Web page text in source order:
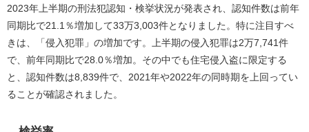
2023年上半期の刑法犯認知・検挙状況が発表され、認知件数は前年
同期比で21.1％増加して33万3,003件となりました。特に注目すべ
きは、「侵入犯罪」の増加です。上半期の侵入犯罪は2万7,741件
で、前年同期比で28.0％増加。その中でも住宅侵入盗に限定する
と、認知件数は8,839件で、2021年や2022年の同時期を上回ってい
ることが確認されました。